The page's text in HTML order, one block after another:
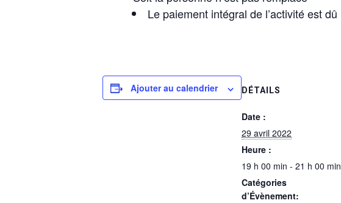
Le paiement intégral de l’activité est dû
Ajouter au calendrier DÉTAILS
Date :
29 avril 2022
Heure :
19 h 00 min - 21 h 00 min
Catégories
d’Évènement: